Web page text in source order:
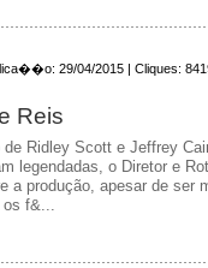
29/04/2015 | Cliques:
Reis
Ridley Scott e Jeffrey
legendadas, o Diretor e
a produção, apesar de ser
os f&...